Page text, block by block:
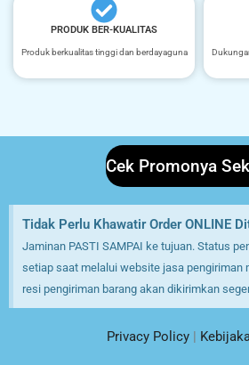
PRODUK BER-KUALITAS
Produk berkualitas tinggi dan berdayaguna
Cek Promonya
Tidak Perlu Khawatir Order ONLINE
Jaminan PASTI SAMPAI ke tujuan. Status
setiap saat melalui website jasa pengiriman
resi pengiriman barang akan dikirimkan
Privacy Policy|